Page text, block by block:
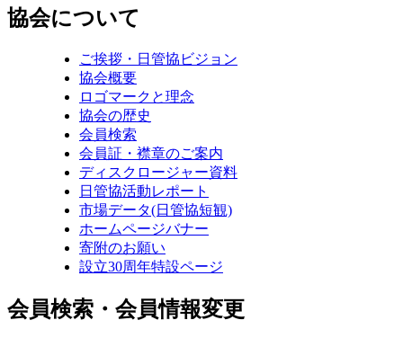
協会について
ご挨拶・日管協ビジョン
協会概要
ロゴマークと理念
協会の歴史
会員検索
会員証・襟章のご案内
ディスクロージャー資料
日管協活動レポート
市場データ(日管協短観)
ホームページバナー
寄附のお願い
設立30周年特設ページ
会員検索・会員情報変更